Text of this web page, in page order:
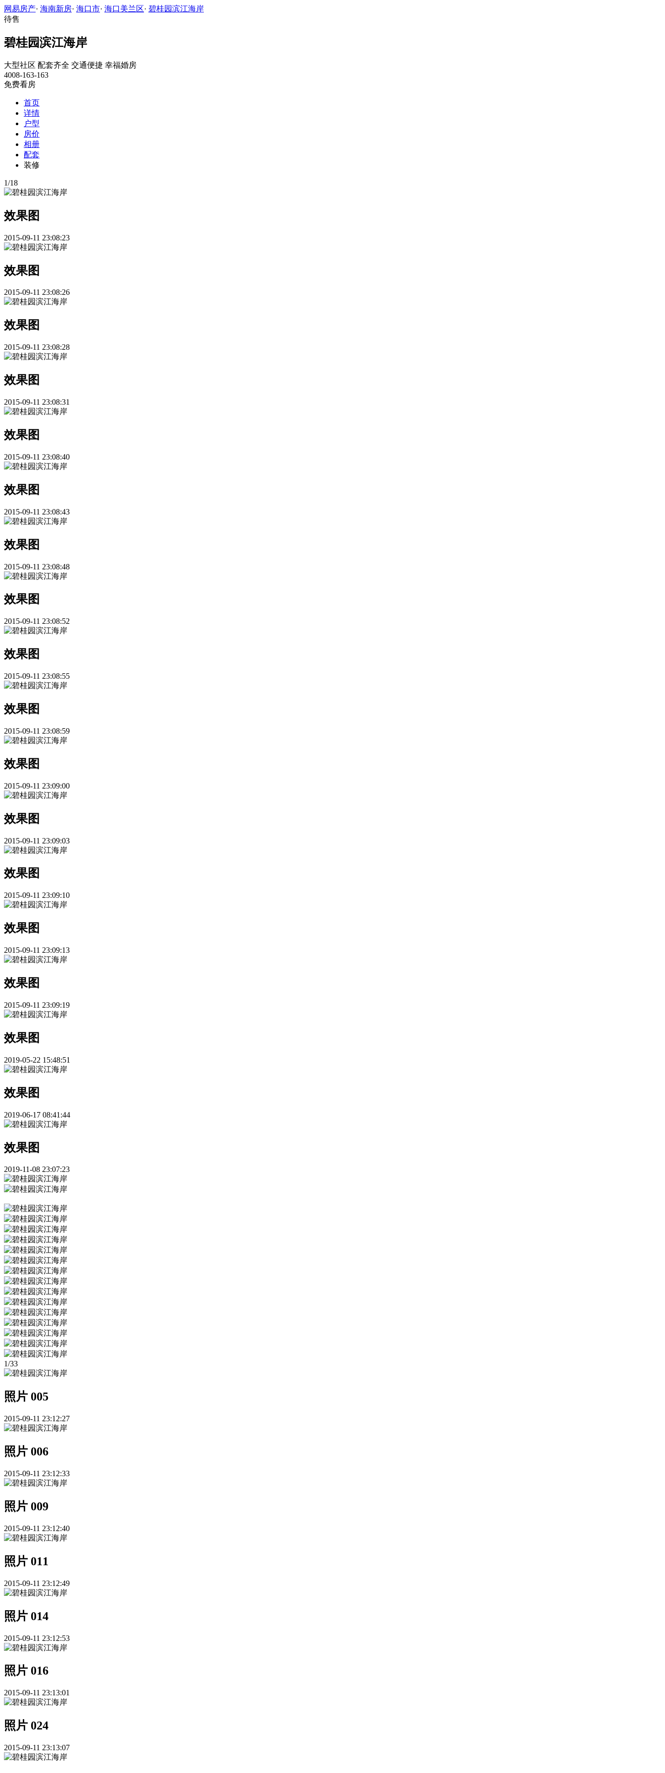
网易房产· 海南新房· 海口市· 海口美兰区· 碧桂园滨江海岸
待售
碧桂园滨江海岸
大型社区 配套齐全 交通便捷 幸福婚房
4008-163-163
免费看房
首页
详情
户型
房价
相册
配套
装修
1/18
效果图
2015-09-11 23:08:23
效果图
2015-09-11 23:08:26
效果图
2015-09-11 23:08:28
效果图
2015-09-11 23:08:31
效果图
2015-09-11 23:08:40
效果图
2015-09-11 23:08:43
效果图
2015-09-11 23:08:48
效果图
2015-09-11 23:08:52
效果图
2015-09-11 23:08:55
效果图
2015-09-11 23:08:59
效果图
2015-09-11 23:09:00
效果图
2015-09-11 23:09:03
效果图
2015-09-11 23:09:10
效果图
2015-09-11 23:09:13
效果图
2015-09-11 23:09:19
效果图
2019-05-22 15:48:51
效果图
2019-06-17 08:41:44
效果图
2019-11-08 23:07:23
1/33
照片 005
2015-09-11 23:12:27
照片 006
2015-09-11 23:12:33
照片 009
2015-09-11 23:12:40
照片 011
2015-09-11 23:12:49
照片 014
2015-09-11 23:12:53
照片 016
2015-09-11 23:13:01
照片 024
2015-09-11 23:13:07